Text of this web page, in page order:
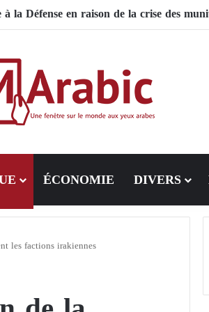
diplomatie entre les États-Unis et l’Iran
ÉCONOMIE DIVERS
les factions irakiennes